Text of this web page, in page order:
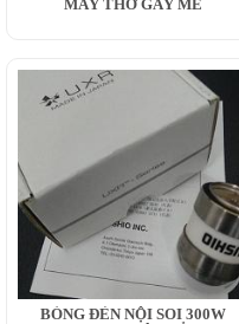
MÁY THỞ GÂY MÊ
BÓNG ĐÈN NỘI SOI 300W